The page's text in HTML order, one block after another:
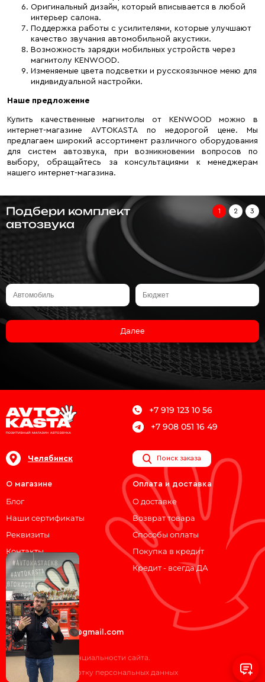
Оригинальный дизайн, который вписывается в любой
интерьер салона.
Поддержка работы с усилителями, которые улучшают
качество звучания автомобильной акустики.
Возможность зарядки мобильных устройств через
магнитолу KENWOOD.
Изменяемые цвета подсветки и русскоязычное меню для
индивидуальной настройки.
Наше предложение
Купить качественные магнитолы от KENWOOD можно в
интернет-магазине AVTOKASTA по недорогой цене. Мы
предлагаем широкий ассортимент различного оборудования
для систем автозвука, при возникновении вопросов по
выбору, обращайтесь за консультациями к менеджерам
нашего интернет-магазина.
Подбери комплект
автозвука
1 2 3
Далее
+7 919 123 10 56
+7 908 051 16 49
Челябинск Поиск заказа
О магазине
Блог
Наши сертификаты
Реквизиты
Контакты
Оплата и доставка
О доставке
Возврат товара
Способы оплаты
Покупка в кредит
Кредит - всегда ДА
Мы на связи!
ВКонтакте
Telegram
avtokasta74@gmail.com
Политика конфиденциальности сайта.
Согласие на обработку персональных данных